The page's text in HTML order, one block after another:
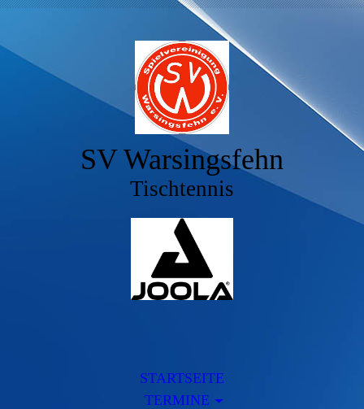
SV Warsingsfehn
Tischtennis
STARTSEITE
TERMINE